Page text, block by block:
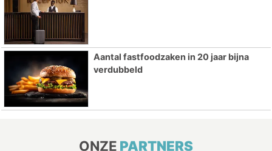
Aantal fastfoodzaken in 20 jaar bijna
verdubbeld
ONZE PARTNERS